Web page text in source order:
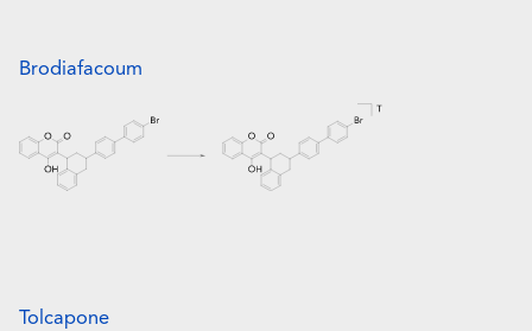
Brodiafacoum
Tolcapone